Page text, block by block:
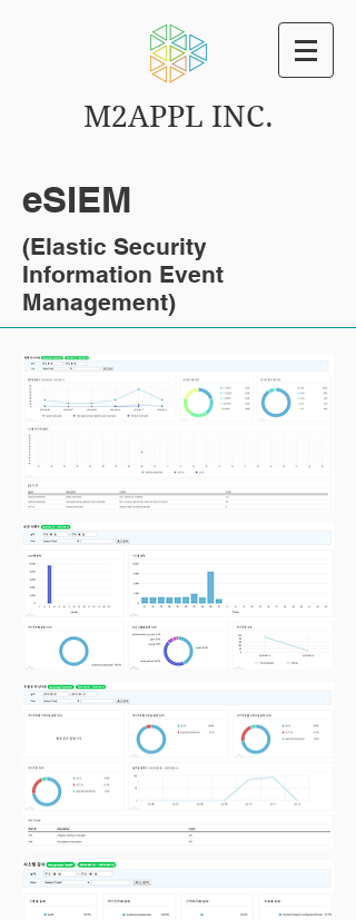
M2APPL INC.
eSIEM
(Elastic Security
Information Event
Management)